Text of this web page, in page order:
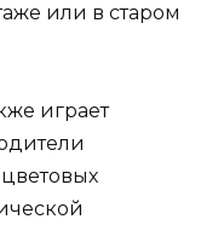
или в старом
играет